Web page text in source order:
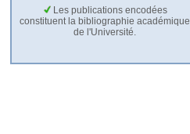
Les publications encodées
constituent la bibliographie académique
de l'Université.